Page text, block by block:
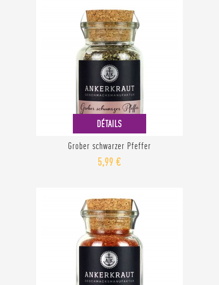
DÉTAILS
Grober schwarzer Pfeffer
5,99 €